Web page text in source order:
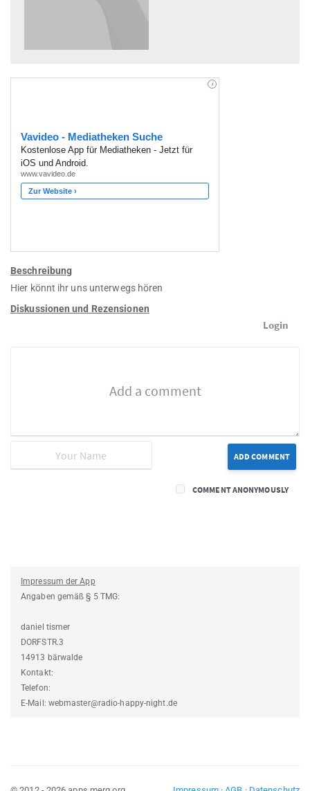
Beschreibung
Hier könnt ihr uns unterwegs hören
Diskussionen und Rezensionen
Login
ADD COMMENT
COMMENT ANONYMOUSLY
Impressum der App
Angaben gemäß § 5 TMG:
daniel tismer
DORFSTR.3
14913 bärwalde
Kontakt:
Telefon:
E-Mail: webmaster@radio-happy-night.de